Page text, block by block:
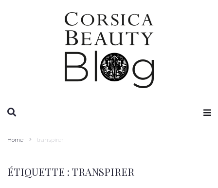
Home transpirer
ÉTIQUETTE : TRANSPIRER